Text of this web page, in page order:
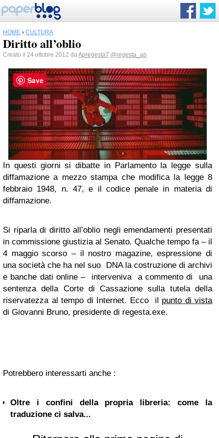
HOME › CULTURA
Diritto all’oblio
Creato il 24 ottobre 2012 daApregesta7 @regesta_ap
In questi giorni si dibatte in Parlamento la legge sulla
diffamazione a mezzo stampa che modifica la legge 8
febbraio 1948, n. 47, e il codice penale in materia di
diffamazione.
Si riparla di diritto all’oblio negli emendamenti presentati
in commissione giustizia al Senato. Qualche tempo fa – il
4 maggio scorso – il nostro magazine, espressione di
una società che ha nel suo DNA la costruzione di archivi
e banche dati online – interveniva a commento di una
sentenza della Corte di Cassazione sulla tutela della
riservatezza al tempo di Internet. Ecco il punto di vista
di Giovanni Bruno, presidente di regesta.exe.
Potrebbero interessarti anche :
Oltre i confini della propria libreria: come la
traduzione ci salva...
Save